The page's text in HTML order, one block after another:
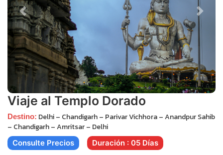
Previous Next
Viaje al Templo Dorado
Destino: Delhi – Chandigarh – Parivar Vichhora – Anandpur Sahib
– Chandigarh – Amritsar – Delhi
Consulte Precios Duración : 05 Días